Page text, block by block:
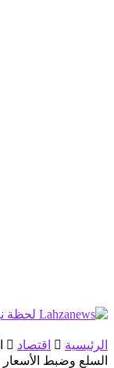
الرئيسية اقتصاد
السلع وضبط الأسعار